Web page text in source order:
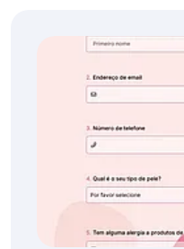
no forms.app.